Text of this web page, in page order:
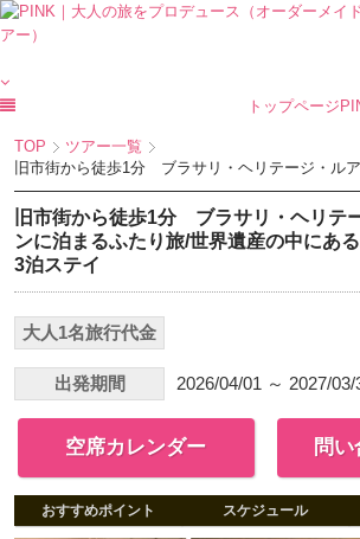
トップページ
TOP
ツアー一覧
旧市街から徒歩1分 ブラサリ・ヘリテージ・ル
旧市街から徒歩1分 ブラサリ・ヘリテ
ンに泊まるふたり旅/世界遺産の中にあ
3泊ステイ
大人1名旅行代金
出発期間 2026/04/01 ～ 2027/03/
空席カレンダー 問
おすすめポイント スケジュール